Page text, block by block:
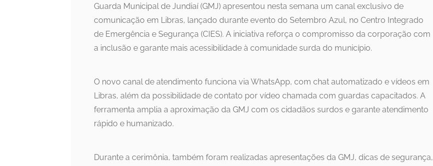
Guarda Municipal de Jundiaí (GMJ) apresentou nesta semana um canal exclusivo de
comunicação em Libras, lançado durante evento do Setembro Azul, no Centro Integrado
de Emergência e Segurança (CIES). A iniciativa reforça o compromisso da corporação com
a inclusão e garante mais acessibilidade à comunidade surda do município.
O novo canal de atendimento funciona via WhatsApp, com chat automatizado e vídeos em
Libras, além da possibilidade de contato por vídeo chamada com guardas capacitados. A
ferramenta amplia a aproximação da GMJ com os cidadãos surdos e garante atendimento
rápido e humanizado.
Durante a cerimônia, também foram realizadas apresentações da GMJ, dicas de segurança,